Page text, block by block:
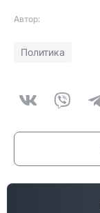
Автор:
Политика